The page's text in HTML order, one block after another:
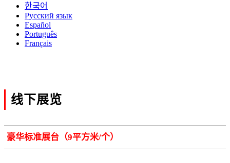
한국어
Русский язык
Español
Português
Français
线下展览
豪华标准展台（9平方米/个）